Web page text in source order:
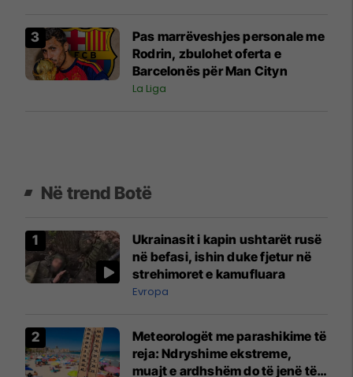
Pas marrëveshjes personale me
Rodrin, zbulohet oferta e
Barcelonës për Man Cityn
La Liga
Në trend Botë
Ukrainasit i kapin ushtarët rusë
në befasi, ishin duke fjetur në
strehimoret e kamufluara
Evropa
Meteorologët me parashikime të
reja: Ndryshime ekstreme,
muajt e ardhshëm do të jenë të